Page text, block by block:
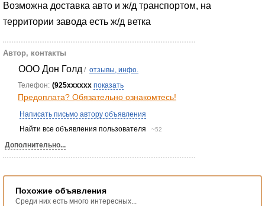
Возможна доставка авто и ж/д транспортом, на
территории завода есть ж/д ветка
Автор, контакты
ОOO Дон Голд / отзывы, инфо.
Телефон: (925xxxxxx показать
Предоплата? Обязательно ознакомтесь!
Написать письмо автору объявления
Найти все объявления пользователя
~52
Дополнительно...
Похожие объявления
Среди них есть много интересных...